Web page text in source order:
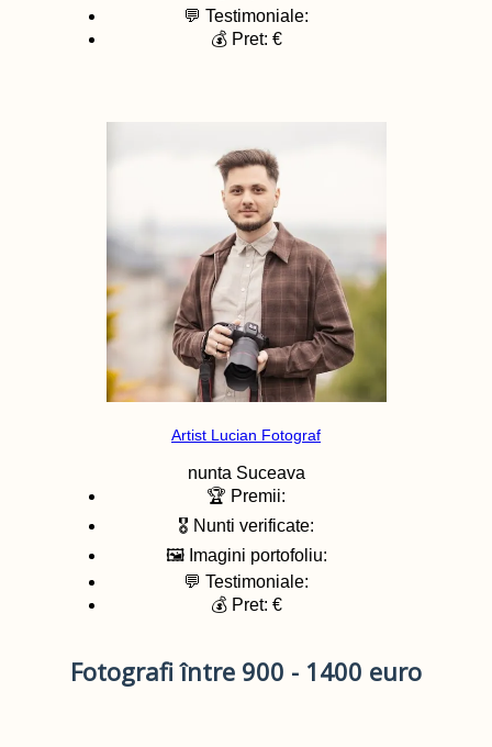
💬 Testimoniale:
💰 Pret: €
Artist Lucian Fotograf
nunta Suceava
🏆 Premii:
🎖️ Nunti verificate:
🖼️ Imagini portofoliu:
💬 Testimoniale:
💰 Pret: €
Fotografi între 900 - 1400 euro